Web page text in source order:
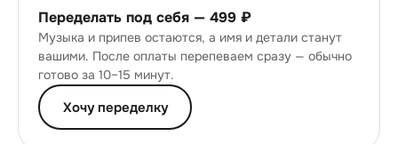
Переделать под себя — 499 ₽
Музыка и припев остаются, а имя и детали станут
вашими. После оплаты перепеваем сразу — обычно
готово за 10–15 минут.
Хочу переделку